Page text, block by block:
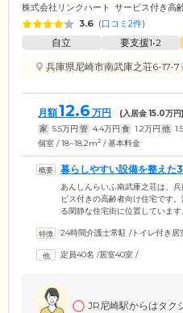
株式会社リンクハート サービス付き高
3.6 (口コミ2件)
自立 要支援1•2
兵庫県尼崎市南武庫之荘6-17-7
月額12.6 万円 (入居金15.0万
家 5.5万円 管 4.4万円 食 1.2万円 他 1.5
個室 / 18~18.2m2 / 基本料金
暮らしやすい設備を整えた
あんしんらいふ南武庫之荘は、
ビス付きの高齢者向け住宅です
る閑静な住宅街に位置していま
スを設置。ご入居者様の居室は
で操作可能で、就寝時に横にな
24時間介護士常駐 /トイレ付き居
定員40名 /居室40室 /
JR尼崎駅からはタク